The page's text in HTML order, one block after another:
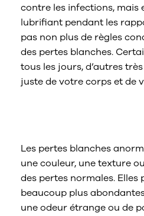
contre les infections, mais
lubrifiant pendant les
pas non plus de règles
des pertes blanches.
tous les jours, d’autres
juste de votre corps et de
Les pertes blanches
une couleur, une texture
des pertes normales. Elles
beaucoup plus
une odeur étrange ou de